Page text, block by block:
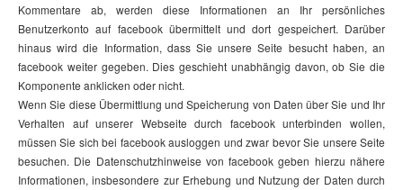
Kommentare ab, werden diese Informationen an Ihr persönliches
Benutzerkonto auf facebook übermittelt und dort gespeichert. Darüber
hinaus wird die Information, dass Sie unsere Seite besucht haben, an
facebook weiter gegeben. Dies geschieht unabhängig davon, ob Sie die
Komponente anklicken oder nicht.
Wenn Sie diese Übermittlung und Speicherung von Daten über Sie und Ihr
Verhalten auf unserer Webseite durch facebook unterbinden wollen,
müssen Sie sich bei facebook ausloggen und zwar bevor Sie unsere Seite
besuchen. Die Datenschutzhinweise von facebook geben hierzu nähere
Informationen, insbesondere zur Erhebung und Nutzung der Daten durch